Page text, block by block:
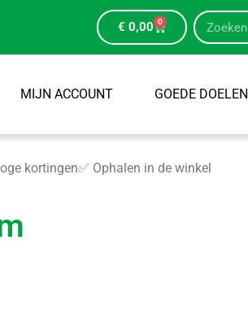
€ 0,00 0
MIJN ACCOUNT GOEDE DOELEN
kortingen✅ Ophalen in de winkel